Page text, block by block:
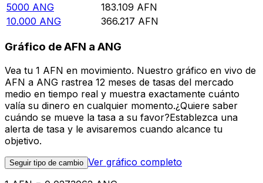
5000 ANG 183.109 AFN
10.000 ANG 366.217 AFN
Gráfico de AFN a ANG
Vea tu 1 AFN en movimiento. Nuestro gráfico en vivo de
AFN a ANG rastrea 12 meses de tasas del mercado
medio en tiempo real y muestra exactamente cuánto
valía su dinero en cualquier momento.¿Quiere saber
cuándo se mueve la tasa a su favor?Establezca una
alerta de tasa y le avisaremos cuando alcance tu
objetivo.
Seguir tipo de cambio Ver gráfico completo